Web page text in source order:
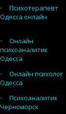
Психотерапевт
Одесса онлайн
Онлайн
психоаналитик
Одесса
Онлайн психолог
Одесса
Психоаналитик
Черноморск